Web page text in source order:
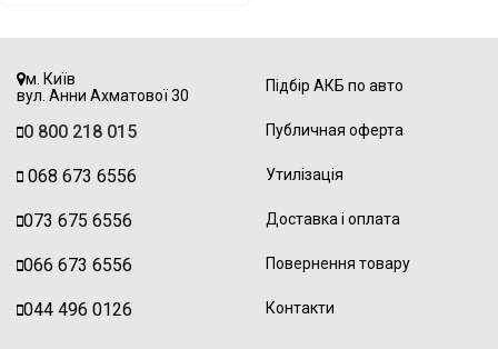
м. Київ
вул. Анни Ахматової 30
0 800 218 015
068 673 6556
073 675 6556
066 673 6556
044 496 0126
Підбір АКБ по авто
Публичная оферта
Утилізація
Доставка і оплата
Повернення товару
Контакти